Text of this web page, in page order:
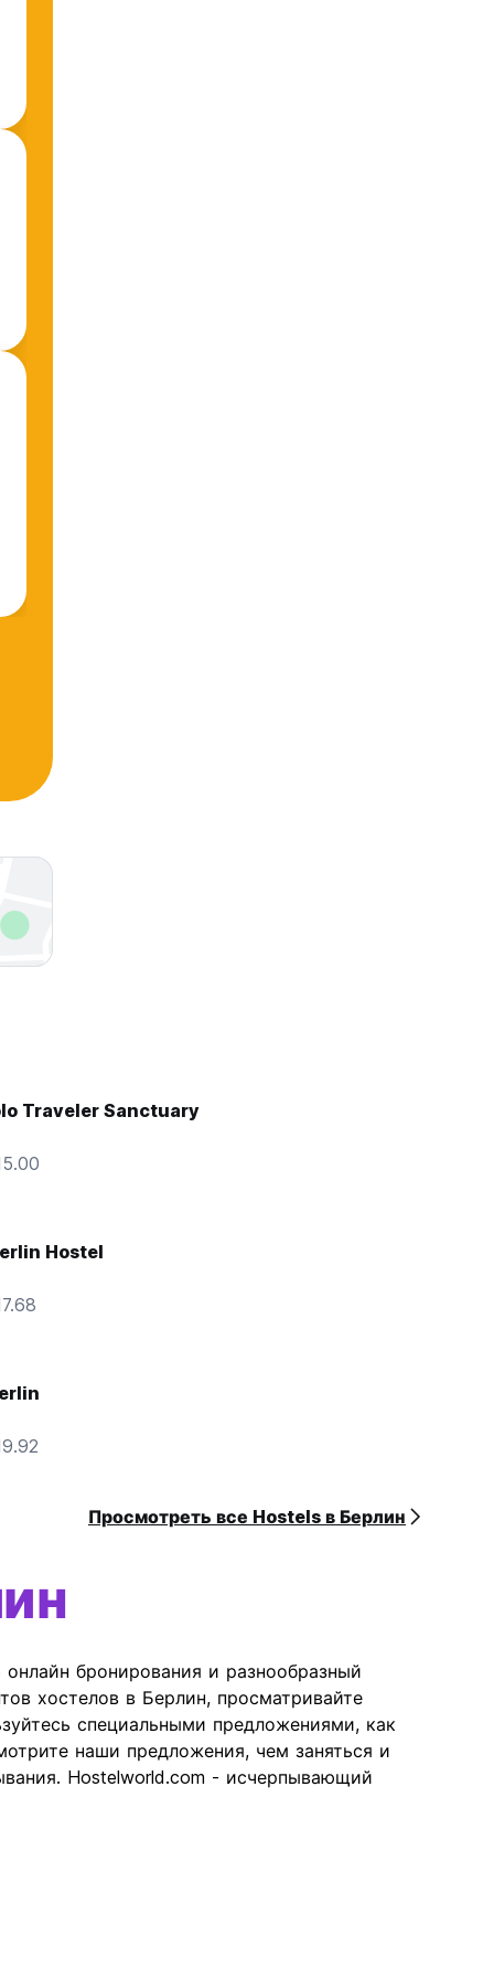
Traveler Sanctuary
Hostel
Просмотреть все Hostels в Берлин
бронирования и разнообразный
хостелов в Берлин, просматривайте
специальными предложениями, как
наши предложения, чем заняться и
Hostelworld.com - исчерпывающий